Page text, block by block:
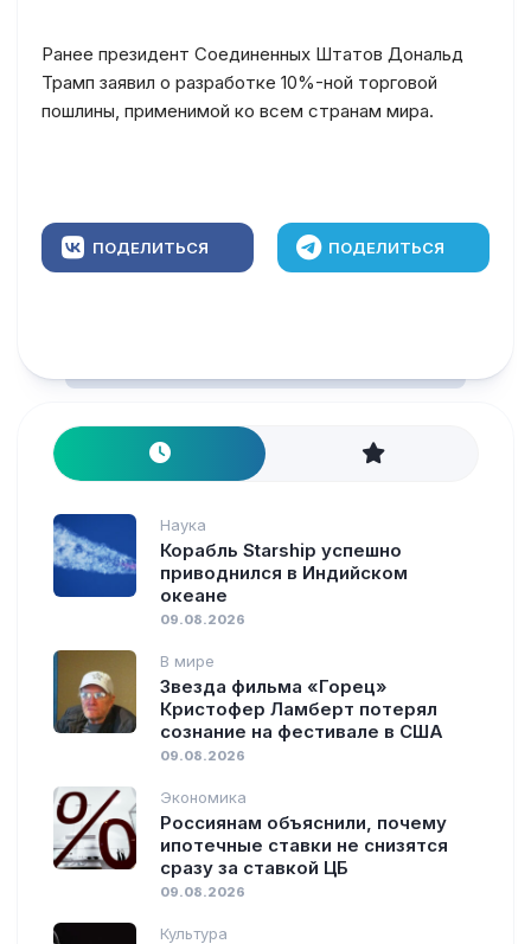
Ранее президент Соединенных Штатов Дональд
Трамп заявил о разработке 10%-ной торговой
пошлины, применимой ко всем странам мира.
ПОДЕЛИТЬСЯ ПОДЕЛИТЬСЯ
Наука
Корабль Starship успешно
приводнился в Индийском
океане
09.08.2026
В мире
Звезда фильма «Горец»
Кристофер Ламберт потерял
сознание на фестивале в США
09.08.2026
Экономика
Россиянам объяснили, почему
ипотечные ставки не снизятся
сразу за ставкой ЦБ
09.08.2026
Культура